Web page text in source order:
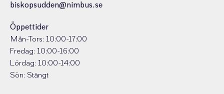
biskopsudden@nimbus.se
Öppettider
Mån-Tors: 10:00-17:00
Fredag: 10:00-16:00
Lördag: 10:00-14:00
Sön: Stängt